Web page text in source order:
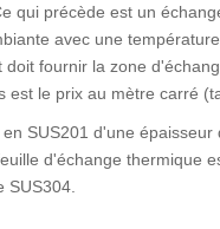
qui précède est un
avec une
fournir la zone
est le prix au mètre carré
SUS201 d'une épaisseur
d'échange thermique
SUS304.